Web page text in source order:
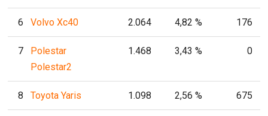
6 Volvo Xc40 2.064 4,82 % 176
7
Polestar
Polestar2
1.468 3,43 % 0
8 Toyota Yaris 1.098 2,56 % 675